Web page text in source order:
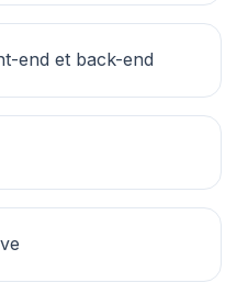
end et back-end